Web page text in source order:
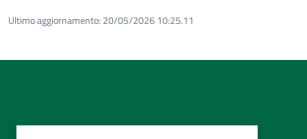
Ultimo aggiornamento: 20/05/2026 10:25.11